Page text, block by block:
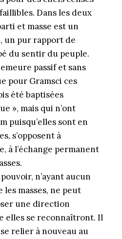
Dans les deux
et masse est un
un pur rapport de
du sentir du peuple.
passif et sans
pour Gramsci ces
été baptisées
», mais qui n’ont
puisqu’elles sont en
s’opposent à
à l’échange permanent
n’ayant aucun
masses, ne peut
une direction
elles se reconnaîtront. Il
relier à nouveau au